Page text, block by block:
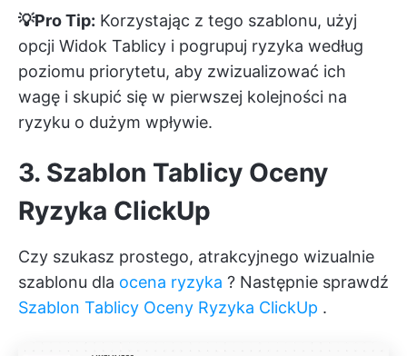
💡Pro Tip: Korzystając z tego szablonu, użyj
opcji Widok Tablicy i pogrupuj ryzyka według
poziomu priorytetu, aby zwizualizować ich
wagę i skupić się w pierwszej kolejności na
ryzyku o dużym wpływie.
3. Szablon Tablicy Oceny
Ryzyka ClickUp
Czy szukasz prostego, atrakcyjnego wizualnie
szablonu dla ocena ryzyka ? Następnie sprawdź
Szablon Tablicy Oceny Ryzyka ClickUp .